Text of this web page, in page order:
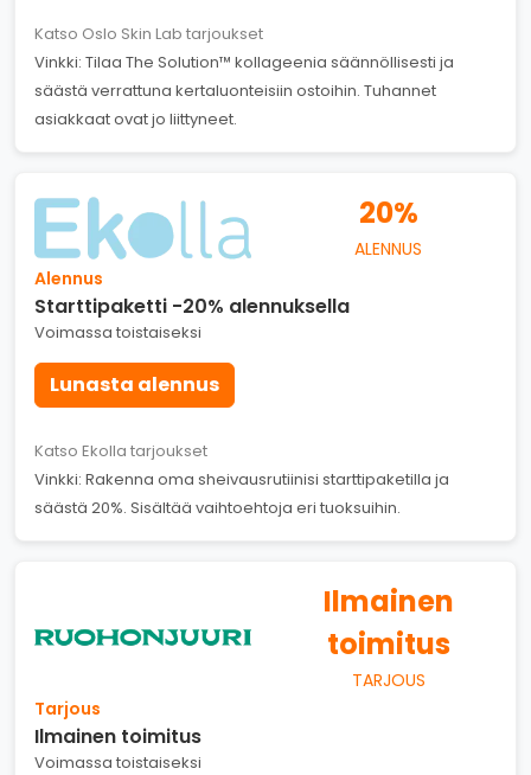
Katso Oslo Skin Lab tarjoukset
Vinkki: Tilaa The Solution™ kollageenia säännöllisesti ja
säästä verrattuna kertaluonteisiin ostoihin. Tuhannet
asiakkaat ovat jo liittyneet.
20%
ALENNUS
Alennus
Starttipaketti -20% alennuksella
Voimassa toistaiseksi
Lunasta alennus
Katso Ekolla tarjoukset
Vinkki: Rakenna oma sheivausrutiinisi starttipaketilla ja
säästä 20%. Sisältää vaihtoehtoja eri tuoksuihin.
Ilmainen
toimitus
TARJOUS
Tarjous
Ilmainen toimitus
Voimassa toistaiseksi